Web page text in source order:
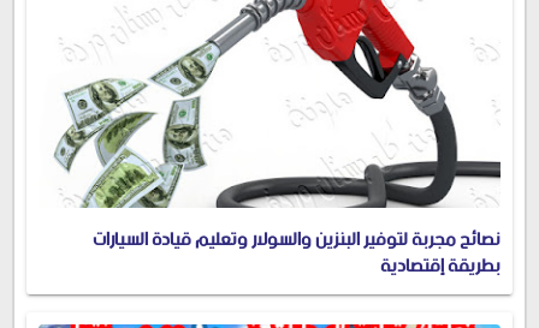
نصائح مجربة لتوفير البنزين والسولار وتعليم قيادة السيارات
بطريقة إقتصادية